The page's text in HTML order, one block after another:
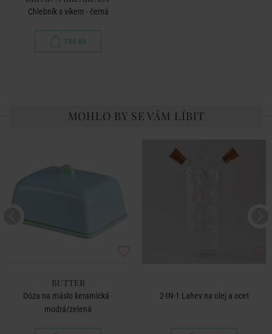
Chlebník s víkem - černá
799 Kč
MOHLO BY SE VÁM LÍBIT
BUTTER
Dóza na máslo keramická -
modrá/zelená
2-IN-1 Lahev na olej a ocet